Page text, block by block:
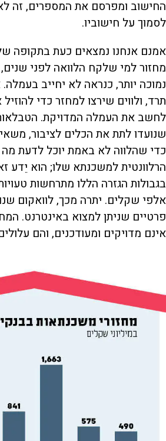
החישוב ומפרסם את המספרים, זה
לסמוך על חישוביו.
אמנם אנחנו נמצאים כעת בתקופה של
מחזור למי שלקח הלוואה לפני
נמוכה יותר, כנראה לא יחייב
תרד, ולווים שירצו למחזר כדי
לחשב את העמלה המדויקת.
שנועדו לתת את הכלים לציבור,
כדי שהלווה לא באמת יוכל לדעת
הרלוונטית למשכנתא שלו; הוא יֵדע
בגבולות הגזרה הללו מתרחשות
אלפי שקלים. יתרה מכך, לוואקום
פרטיים שניתן למצוא באינטרנט.
אינם מדויקים ומעודכנים, והם